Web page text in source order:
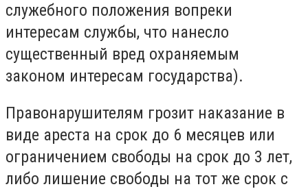
служебного положения вопреки
интересам службы, что нанесло
существенный вред охраняемым
законом интересам государства).
Правонарушителям грозит наказание в
виде ареста на срок до 6 месяцев или
ограничением свободы на срок до 3 лет,
либо лишение свободы на тот же срок с